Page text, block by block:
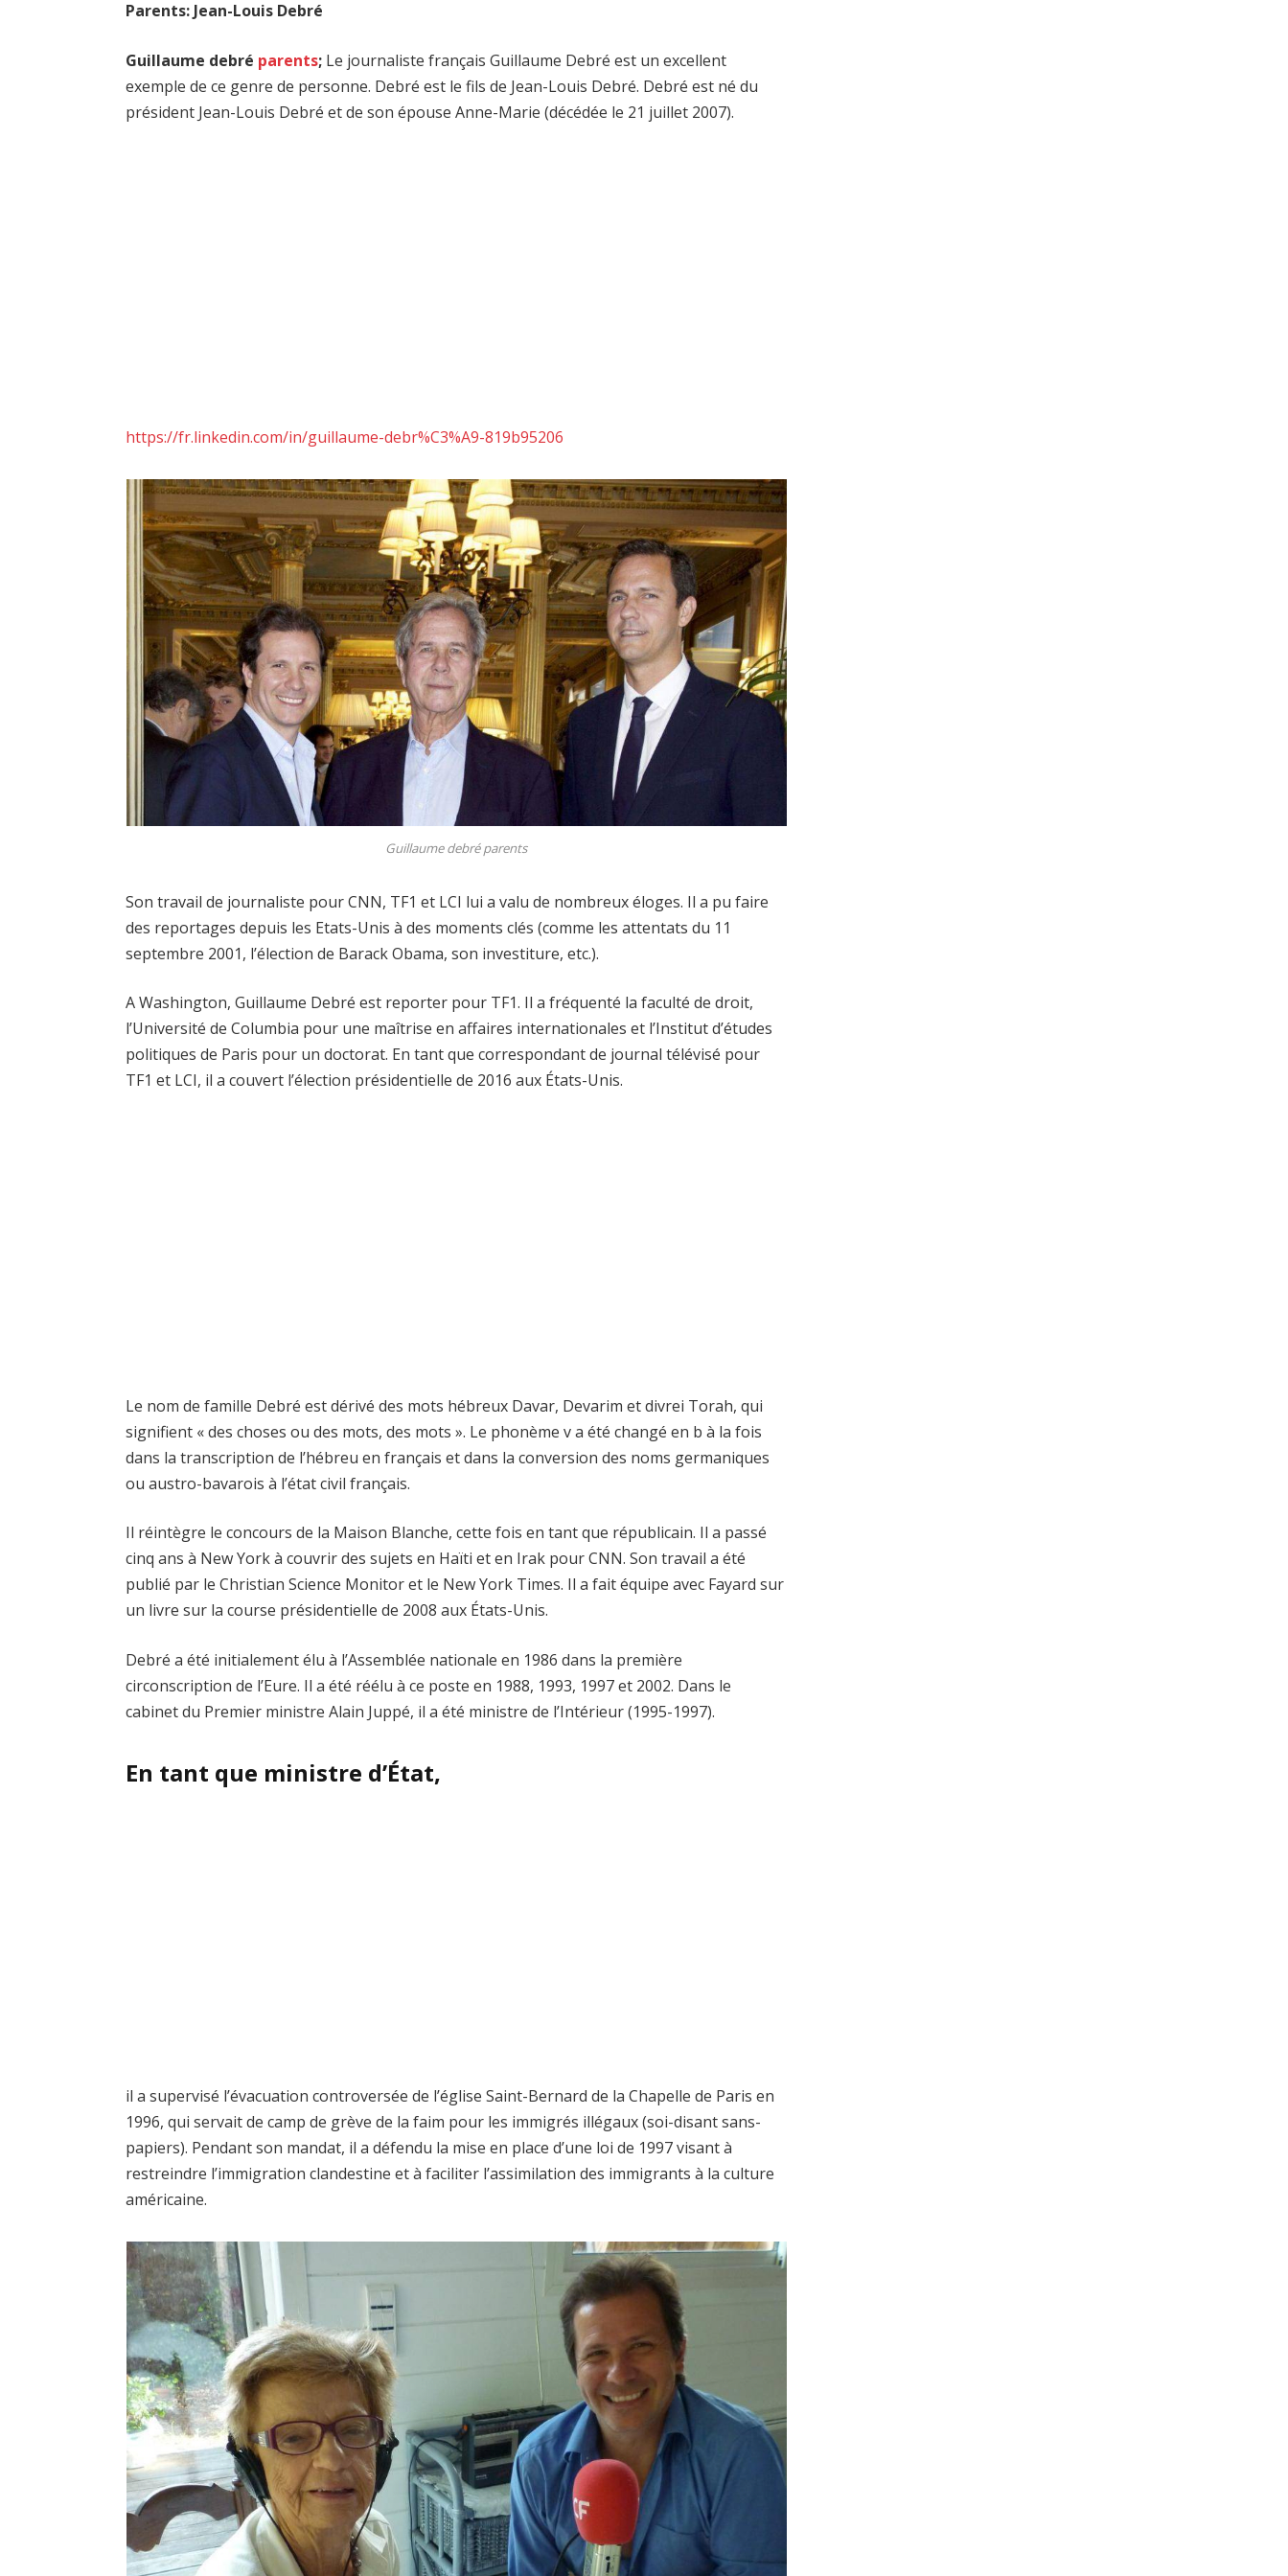
Parents: Jean-Louis Debré
Guillaume debré parents; Le journaliste français Guillaume Debré est un excellent
exemple de ce genre de personne. Debré est le fils de Jean-Louis Debré. Debré est né du
président Jean-Louis Debré et de son épouse Anne-Marie (décédée le 21 juillet 2007).
https://fr.linkedin.com/in/guillaume-debr%C3%A9-819b95206
Guillaume debré parents
Son travail de journaliste pour CNN, TF1 et LCI lui a valu de nombreux éloges. Il a pu faire
des reportages depuis les Etats-Unis à des moments clés (comme les attentats du 11
septembre 2001, l’élection de Barack Obama, son investiture, etc.).
A Washington, Guillaume Debré est reporter pour TF1. Il a fréquenté la faculté de droit,
l’Université de Columbia pour une maîtrise en affaires internationales et l’Institut d’études
politiques de Paris pour un doctorat. En tant que correspondant de journal télévisé pour
TF1 et LCI, il a couvert l’élection présidentielle de 2016 aux États-Unis.
Le nom de famille Debré est dérivé des mots hébreux Davar, Devarim et divrei Torah, qui
signifient « des choses ou des mots, des mots ». Le phonème v a été changé en b à la fois
dans la transcription de l’hébreu en français et dans la conversion des noms germaniques
ou austro-bavarois à l’état civil français.
Il réintègre le concours de la Maison Blanche, cette fois en tant que républicain. Il a passé
cinq ans à New York à couvrir des sujets en Haïti et en Irak pour CNN. Son travail a été
publié par le Christian Science Monitor et le New York Times. Il a fait équipe avec Fayard sur
un livre sur la course présidentielle de 2008 aux États-Unis.
Debré a été initialement élu à l’Assemblée nationale en 1986 dans la première
circonscription de l’Eure. Il a été réélu à ce poste en 1988, 1993, 1997 et 2002. Dans le
cabinet du Premier ministre Alain Juppé, il a été ministre de l’Intérieur (1995-1997).
En tant que ministre d’État,
il a supervisé l’évacuation controversée de l’église Saint-Bernard de la Chapelle de Paris en
1996, qui servait de camp de grève de la faim pour les immigrés illégaux (soi-disant sans-
papiers). Pendant son mandat, il a défendu la mise en place d’une loi de 1997 visant à
restreindre l’immigration clandestine et à faciliter l’assimilation des immigrants à la culture
américaine.